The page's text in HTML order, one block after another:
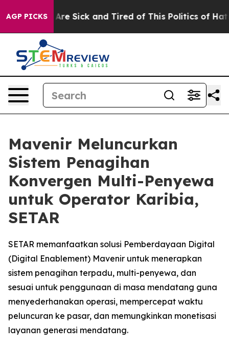
AGP PICKSAre Sick and Tired of This Politics of Hatred”
Mavenir Meluncurkan
Sistem Penagihan
Konvergen Multi-Penyewa
untuk Operator Karibia,
SETAR
SETAR memanfaatkan solusi Pemberdayaan Digital
(Digital Enablement) Mavenir untuk menerapkan
sistem penagihan terpadu, multi-penyewa, dan
sesuai untuk penggunaan di masa mendatang guna
menyederhanakan operasi, mempercepat waktu
peluncuran ke pasar, dan memungkinkan monetisasi
layanan generasi mendatang.